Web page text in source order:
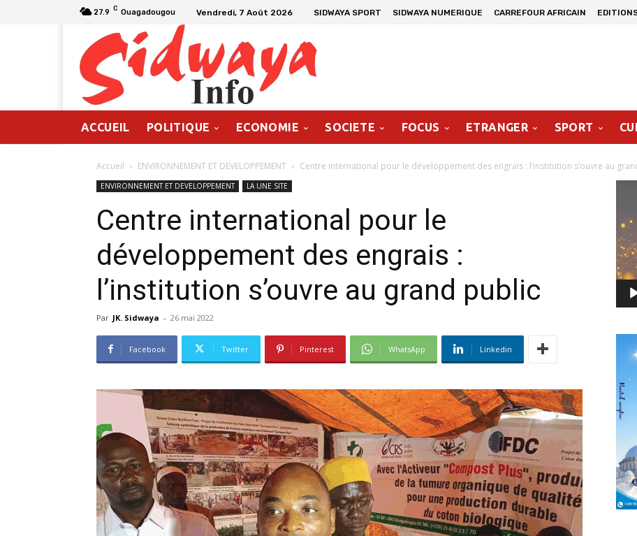
27.9 C Ouagadougou Vendredi, 7 Août 2026 SIDWAYA SPORT SIDWAYA NUMERIQUE CARREFOUR AFRICAIN
ACCUEIL POLITIQUE ECONOMIE SOCIETE FOCUS ETRANGER SPORT
Accueil ENVIRONNEMENT ET DEVELOPPEMENT Centre international pour le développement des engrais : l’institution s’ouvre au
ENVIRONNEMENT ET DEVELOPPEMENT LA UNE SITE
Centre international pour le
développement des engrais :
l’institution s’ouvre au grand public
Par JK. Sidwaya - 26 mai 2022
Facebook Twitter Pinterest WhatsApp Linkedin